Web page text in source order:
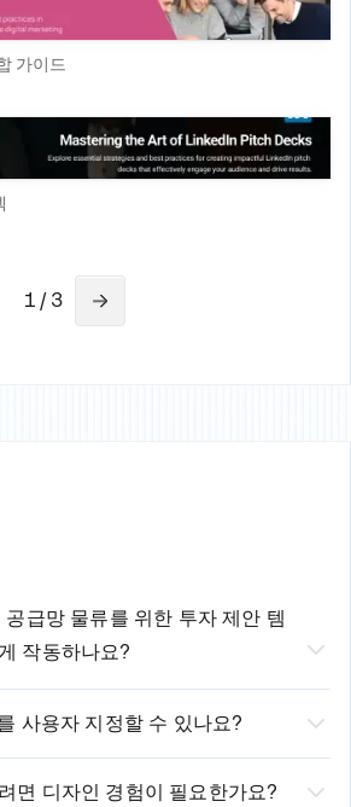
가이드
1 / 3
공급망 물류를 위한 투자 제안 템
작동하나요?
물류를 위한 투자 제안 템플
계로 제작 과정을 간소화합니
본 요구 사항을 입력하세요.
사용자 지정할 수 있나요?
가 전문가 수준의 초기 콘텐츠를 생성
고객님께 있습니다. 텍스트를 편집
면 디자인 경험이 필요한가요?